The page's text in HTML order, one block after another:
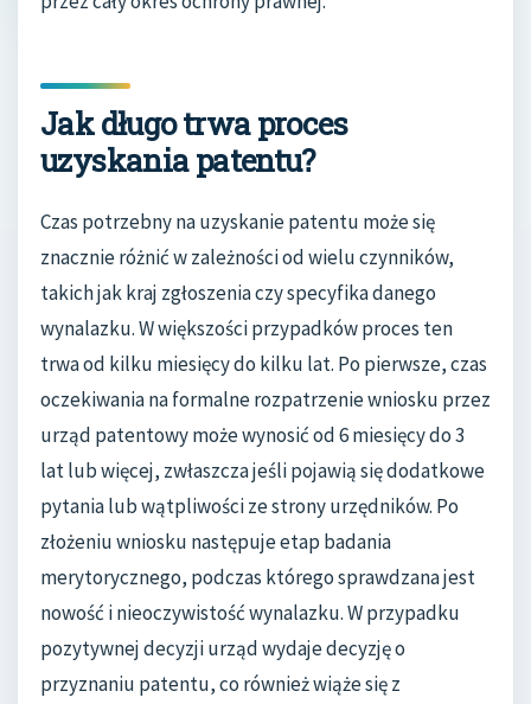
Jak długo trwa proces
uzyskania patentu?
Czas potrzebny na uzyskanie patentu może się
znacznie różnić w zależności od wielu czynników,
takich jak kraj zgłoszenia czy specyfika danego
wynalazku. W większości przypadków proces ten
trwa od kilku miesięcy do kilku lat. Po pierwsze, czas
oczekiwania na formalne rozpatrzenie wniosku przez
urząd patentowy może wynosić od 6 miesięcy do 3
lat lub więcej, zwłaszcza jeśli pojawią się dodatkowe
pytania lub wątpliwości ze strony urzędników. Po
złożeniu wniosku następuje etap badania
merytorycznego, podczas którego sprawdzana jest
nowość i nieoczywistość wynalazku. W przypadku
pozytywnej decyzji urząd wydaje decyzję o
przyznaniu patentu, co również wiąże się z